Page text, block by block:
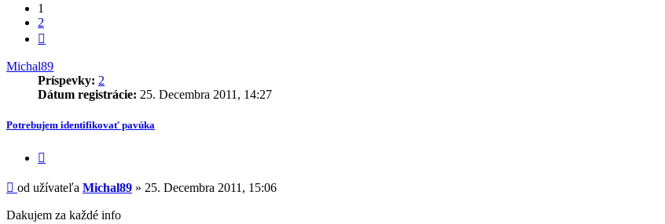
1
2
Michal89
Príspevky: 2
Dátum registrácie: 25. Decembra 2011, 14:27
Potrebujem identifikovať pavúka
Príspevok
od užívateľa Michal89 » 25. Decembra 2011, 15:06
Dakujem za každé info